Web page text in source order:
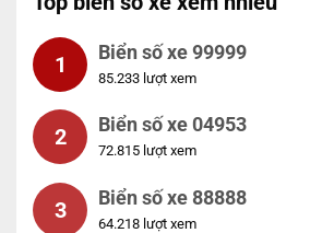
1 Biển số xe 99999
85.233 lượt xem
2 Biển số xe 04953
72.815 lượt xem
3 Biển số xe 88888
64.218 lượt xem